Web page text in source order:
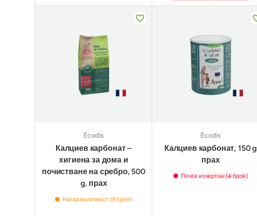
Écodis
Калциев карбонат –
хигиена за дома и
почистване на сребро, 500
g, прах
Ниска наличност (9 броя)
Écodis
Калциев карбонат, 150 g
прах
Почти изчерпан (4 броя)